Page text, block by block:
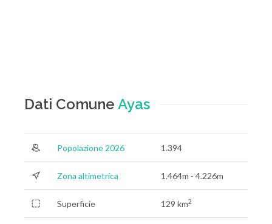
Dati Comune Ayas
Popolazione 2026 1.394
Zona altimetrica 1.464m - 4.226m
Superficie 129 km2